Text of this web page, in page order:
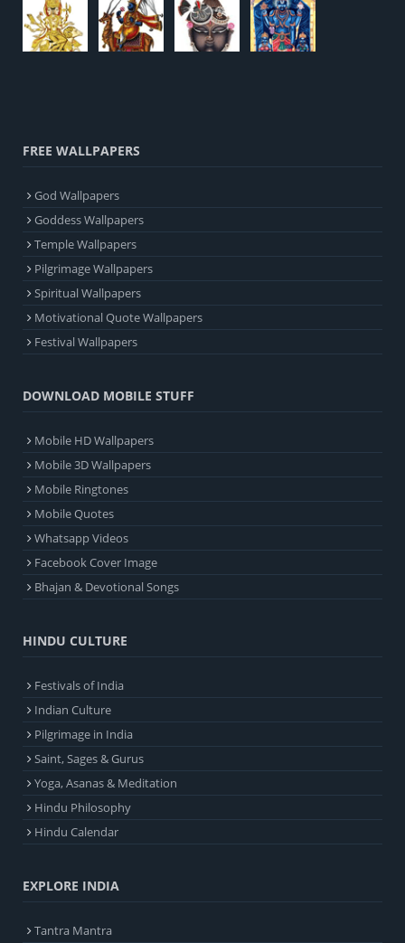
FREE WALLPAPERS
God Wallpapers
Goddess Wallpapers
Temple Wallpapers
Pilgrimage Wallpapers
Spiritual Wallpapers
Motivational Quote Wallpapers
Festival Wallpapers
DOWNLOAD MOBILE STUFF
Mobile HD Wallpapers
Mobile 3D Wallpapers
Mobile Ringtones
Mobile Quotes
Whatsapp Videos
Facebook Cover Image
Bhajan & Devotional Songs
HINDU CULTURE
Festivals of India
Indian Culture
Pilgrimage in India
Saint, Sages & Gurus
Yoga, Asanas & Meditation
Hindu Philosophy
Hindu Calendar
EXPLORE INDIA
Tantra Mantra